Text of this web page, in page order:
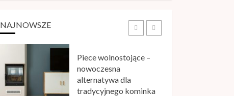
NAJNOWSZE
1
Piece wolnostojące –
nowoczesna
alternatywa dla
tradycyjnego kominka